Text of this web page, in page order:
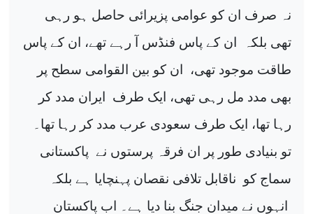
نہ صرف ان کو عوامی پزیرائی حاصل ہو رہی
تھی بلکہ
ان کے پاس فنڈس آ رہے تھے، ان کے پاس
طاقت موجود تھی،
ان کو بین القوامی سطح پر
بھی مدد مل رہی تھی، ایک طرف ایران مدد کر
رہا تھا، ایک طرف سعودی عرب مدد کر رہا تھا۔
تو بنیادی طور پر ان فرقہ پرستوں نے پاکستانی
سماج کو ناقابل تلافی نقصان پہنچایا ہے بلکہ
انہوں نے میدان جنگ بنا دیا ہے۔ اب پاکستان